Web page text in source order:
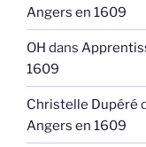
Angers en 1609
OH dans
1609
Christelle Dupéré
Angers en 1609